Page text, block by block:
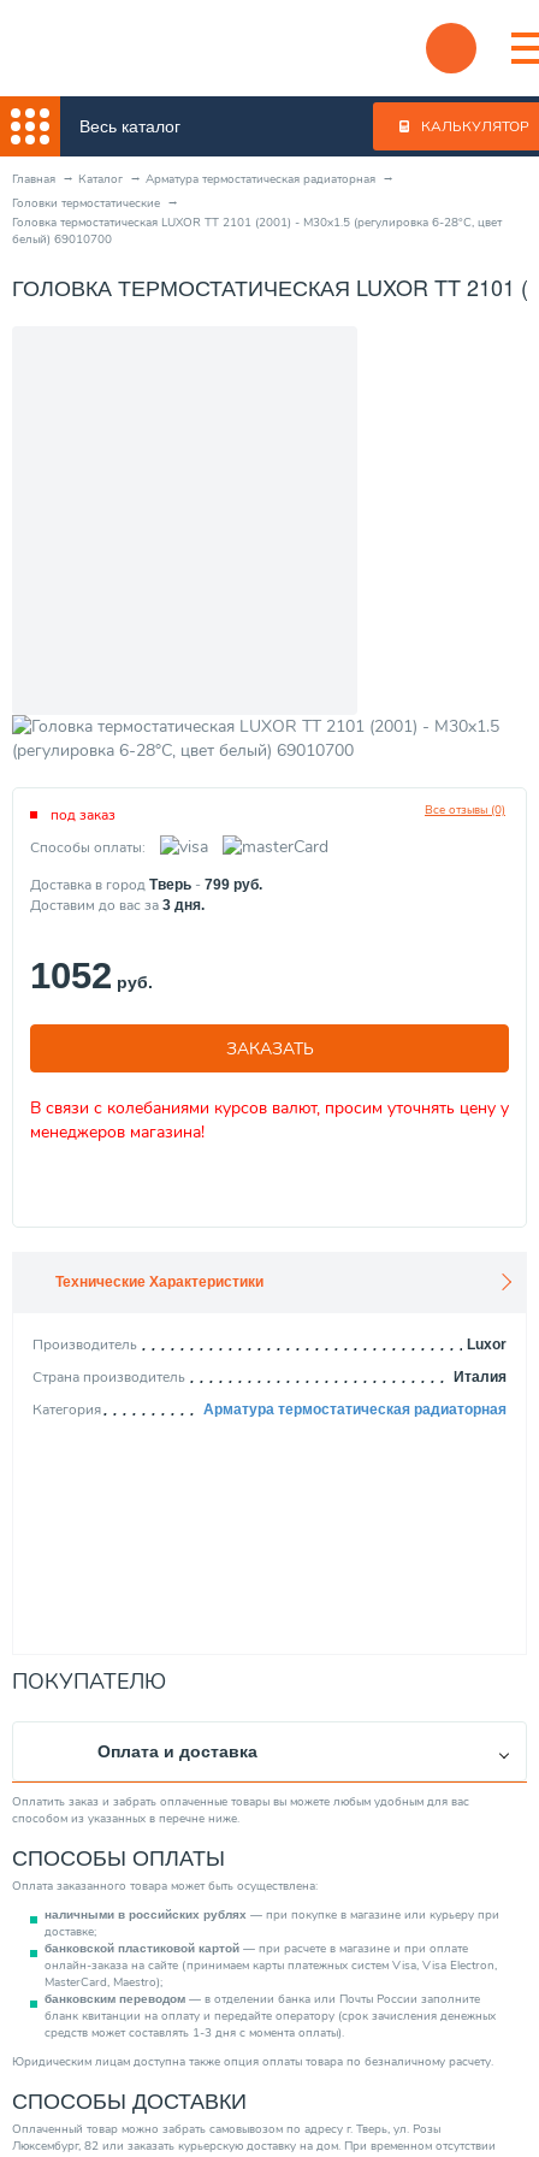
Весь каталог КАЛЬКУЛЯТОР
Главная Каталог
Арматура термостатическая радиаторная
Головки термостатические
Головка термостатическая LUXOR TT 2101 (2001) - M30x1.5 (регулировка 6-28°C, цвет
белый) 69010700
ГОЛОВКА ТЕРМОСТАТИЧЕСКАЯ LUXOR TT 2101
Все отзывы (0)
под заказ
Способы оплаты:
Доставка в город Тверь - 799 руб.
Доставим до вас за 3 дня.
1052 руб.
ЗАКАЗАТЬ
В связи с колебаниями курсов валют, просим уточнять цену у
менеджеров магазина!
Технические Характеристики
Производитель Luxor
Страна производитель Италия
Категория Арматура термостатическая радиаторная
ПОКУПАТЕЛЮ
Оплата и доставка
Оплатить заказ и забрать оплаченные товары вы можете любым удобным для вас
способом из указанных в перечне ниже.
СПОСОБЫ ОПЛАТЫ
Оплата заказанного товара может быть осуществлена:
наличными в российских рублях — при покупке в магазине или курьеру при
доставке;
банковской пластиковой картой — при расчете в магазине и при оплате
онлайн-заказа на сайте (принимаем карты платежных систем Visa, Visa Electron,
MasterCard, Maestro);
банковским переводом — в отделении банка или Почты России заполните
бланк квитанции на оплату и передайте оператору (срок зачисления денежных
средств может составлять 1-3 дня с момента оплаты).
Юридическим лицам доступна также опция оплаты товара по безналичному расчету.
СПОСОБЫ ДОСТАВКИ
Оплаченный товар можно забрать самовывозом по адресу г. Тверь, ул. Розы
Люксембург, 82 или заказать курьерскую доставку на дом. При временном отсутствии